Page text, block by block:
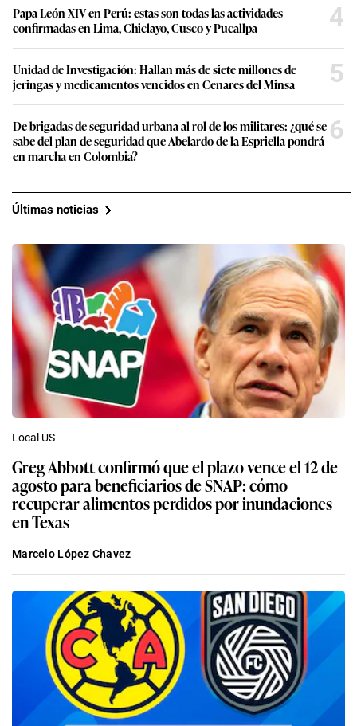
Papa León XIV en Perú: estas son todas las actividades
confirmadas en Lima, Chiclayo, Cusco y Pucallpa
4
Unidad de Investigación: Hallan más de siete millones de
jeringas y medicamentos vencidos en Cenares del Minsa
5
De brigadas de seguridad urbana al rol de los militares: ¿qué se
sabe del plan de seguridad que Abelardo de la Espriella pondrá
en marcha en Colombia?
6
Últimas noticias
Local US
Greg Abbott confirmó que el plazo vence el 12 de
agosto para beneficiarios de SNAP: cómo
recuperar alimentos perdidos por inundaciones
en Texas
Marcelo López Chavez